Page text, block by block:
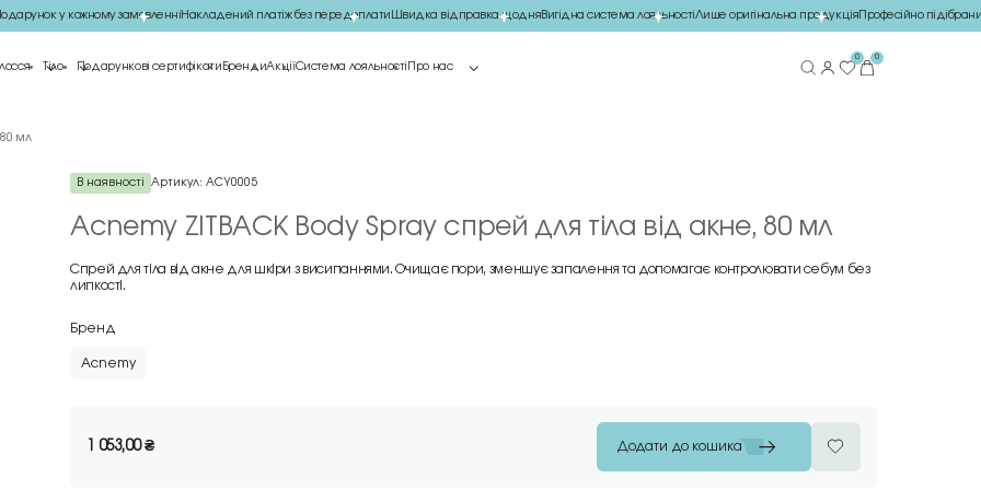
у кожному замовленніНакладений платіж без передоплатиШвидка відправка щодня Вигідна система лояльностіЛише оригінальна продукціяПрофесійно підібраний
Тіло Подарункові сертифікати БрендиАкціїСистема лояльності Про нас
0 0
мл
В наявності Артикул: ACY0005
Acnemy ZITBACK Body Spray спрей для тіла від акне, 80 мл
Спрей для тіла від акне для шкіри з висипаннями. Очищає пори, зменшує запалення та допомагає контролювати себум без
липкості.
Бренд
Acnemy
1 053,00₴ Додати до кошика